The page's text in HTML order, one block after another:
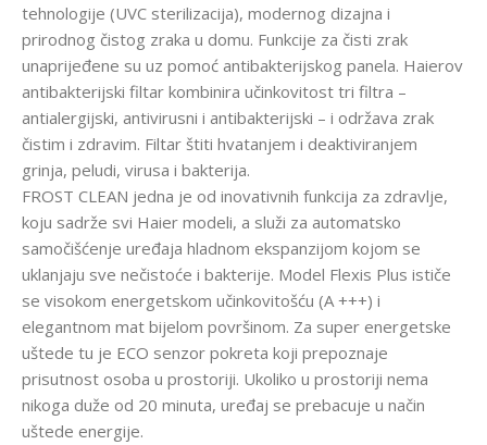
tehnologije (UVC sterilizacija), modernog dizajna i
prirodnog čistog zraka u domu. Funkcije za čisti zrak
unaprijeđene su uz pomoć antibakterijskog panela. Haierov
antibakterijski filtar kombinira učinkovitost tri filtra –
antialergijski, antivirusni i antibakterijski – i održava zrak
čistim i zdravim. Filtar štiti hvatanjem i deaktiviranjem
grinja, peludi, virusa i bakterija.
FROST CLEAN jedna je od inovativnih funkcija za zdravlje,
koju sadrže svi Haier modeli, a služi za automatsko
samočišćenje uređaja hladnom ekspanzijom kojom se
uklanjaju sve nečistoće i bakterije. Model Flexis Plus ističe
se visokom energetskom učinkovitošću (A +++) i
elegantnom mat bijelom površinom. Za super energetske
uštede tu je ECO senzor pokreta koji prepoznaje
prisutnost osoba u prostoriji. Ukoliko u prostoriji nema
nikoga duže od 20 minuta, uređaj se prebacuje u način
uštede energije.